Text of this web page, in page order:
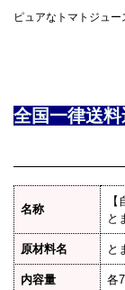
ピュアなトマトジュー
全国一律送
名称
と
原材料名 と
内容量 各